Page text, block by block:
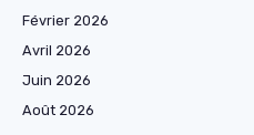
Février 2026
Avril 2026
Juin 2026
Août 2026